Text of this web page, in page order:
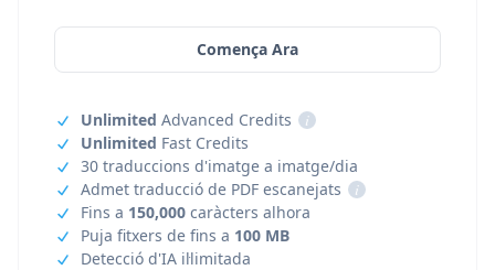
Comença Ara
Unlimited Advanced Credits
i
Unlimited Fast Credits
30 traduccions d'imatge a imatge/dia
Admet traducció de PDF escanejats
i
Fins a 150,000 caràcters alhora
Puja fitxers de fins a 100 MB
Detecció d'IA il·limitada